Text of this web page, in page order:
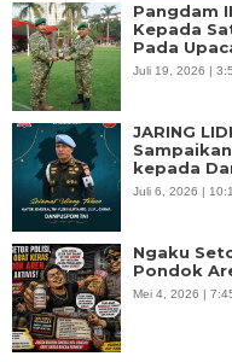
Pangdam
Kepada
Pada
Juli 19, 2026 |
JARING
kepada
Juli 6, 2026 |
Ngaku
Pondok
Mei 4, 2026 |